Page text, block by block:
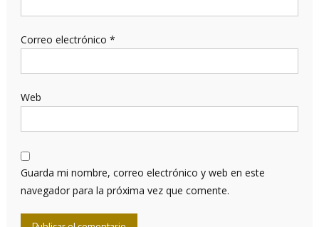
Correo electrónico *
Web
Guarda mi nombre, correo electrónico y web en este
navegador para la próxima vez que comente.